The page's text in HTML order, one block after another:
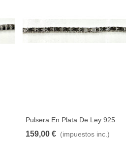
Pulsera En Plata De Ley 925
159,00 € (impuestos inc.)